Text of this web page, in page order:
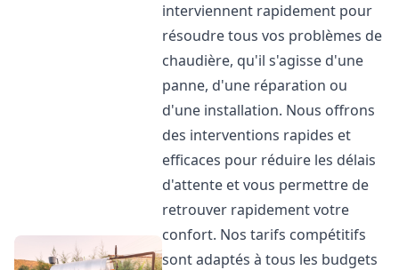
interviennent rapidement pour
résoudre tous vos problèmes de
chaudière, qu'il s'agisse d'une
panne, d'une réparation ou
d'une installation. Nous offrons
des interventions rapides et
efficaces pour réduire les délais
d'attente et vous permettre de
retrouver rapidement votre
confort. Nos tarifs compétitifs
sont adaptés à tous les budgets